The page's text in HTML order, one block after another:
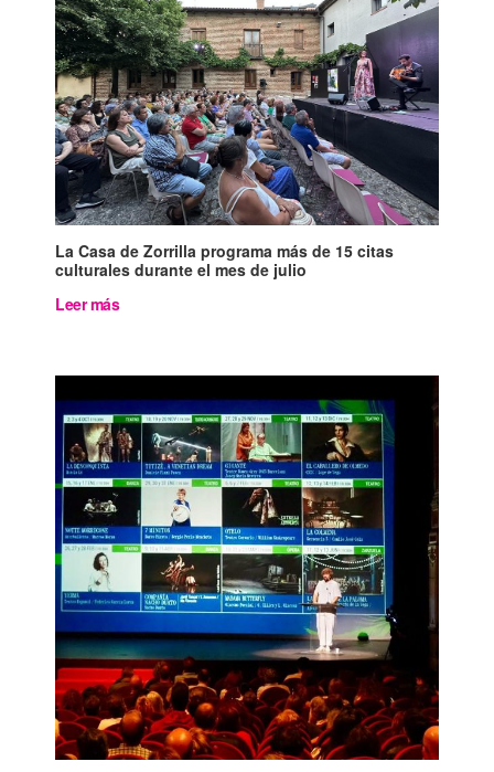
La Casa de Zorrilla programa más de 15 citas
culturales durante el mes de julio
Leer más